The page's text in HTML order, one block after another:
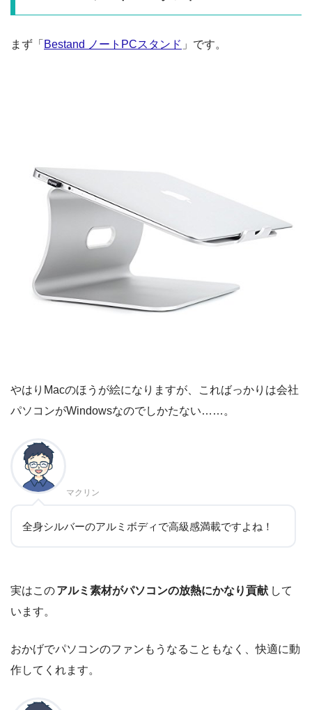
まず「 Bestand ノートPCスタンド 」です。
やはりMacのほうが絵になりますが、こればっかりは会社
パソコンがWindowsなのでしかたない……。
マクリン
全身シルバーのアルミボディで高級感満載ですよね！
実はこのアルミ素材がパソコンの放熱にかなり貢献 して
います。
おかげでパソコンのファンもうなることもなく、快適に動
作してくれます。